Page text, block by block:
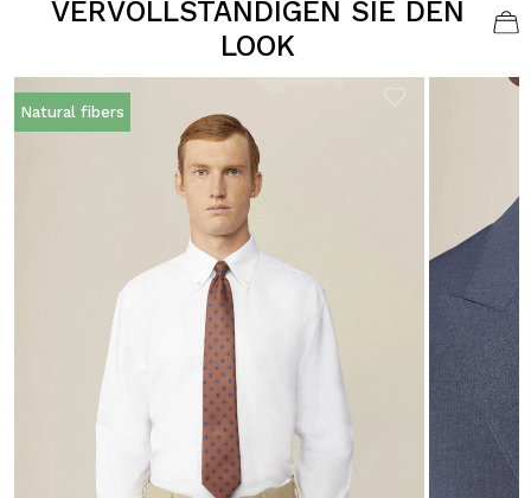
VERVOLLSTÄNDIGEN SIE DEN
LOOK
Natural fibers